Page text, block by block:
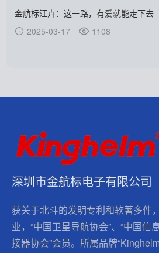
金航标汪卉：这一路，有爱就能走下去
2025-03-17
1108
深圳市金航标电子有限公司
获关于北斗的发明专利和软著多件
业，“中国卫星导航协会”、“中国信
接器协会”会员。所属品牌